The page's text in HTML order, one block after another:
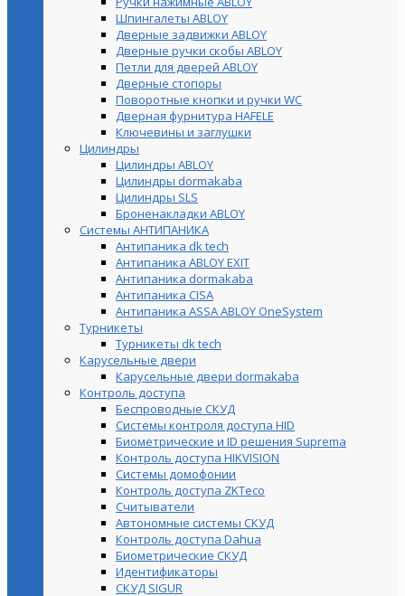
Шпингалеты ABLOY
Дверные задвижки ABLOY
Дверные ручки скобы ABLOY
Петли для дверей ABLOY
Дверные стопоры
Поворотные кнопки и ручки WC
Дверная фурнитура HAFELE
Ключевины и заглушки
Цилиндры
Цилиндры ABLOY
Цилиндры dormakaba
Цилиндры SLS
Броненакладки ABLOY
Системы АНТИПАНИКА
Антипаника dk tech
Антипаника ABLOY EXIT
Антипаника dormakaba
Антипаника СISA
Антипаника ASSA ABLOY OneSystem
Турникеты
Турникеты dk tech
Карусельные двери
Карусельные двери dormakaba
Контроль доступа
Беспроводные СКУД
Системы контроля доступа HID
Биометрические и ID решения Suprema
Контроль доступа HIKVISION
Системы домофонии
Контроль доступа ZKTeco
Считыватели
Автономные системы СКУД
Контроль доступа Dahua
Биометрические СКУД
Идентификаторы
СКУД SIGUR